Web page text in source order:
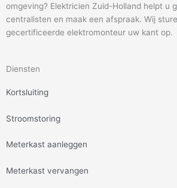
omgeving? Elektricien Zuid-Holland helpt u
centralisten en maak een afspraak. Wij
gecertificeerde elektromonteur uw kant op.
Diensten
Kortsluiting
Stroomstoring
Meterkast aanleggen
Meterkast vervangen